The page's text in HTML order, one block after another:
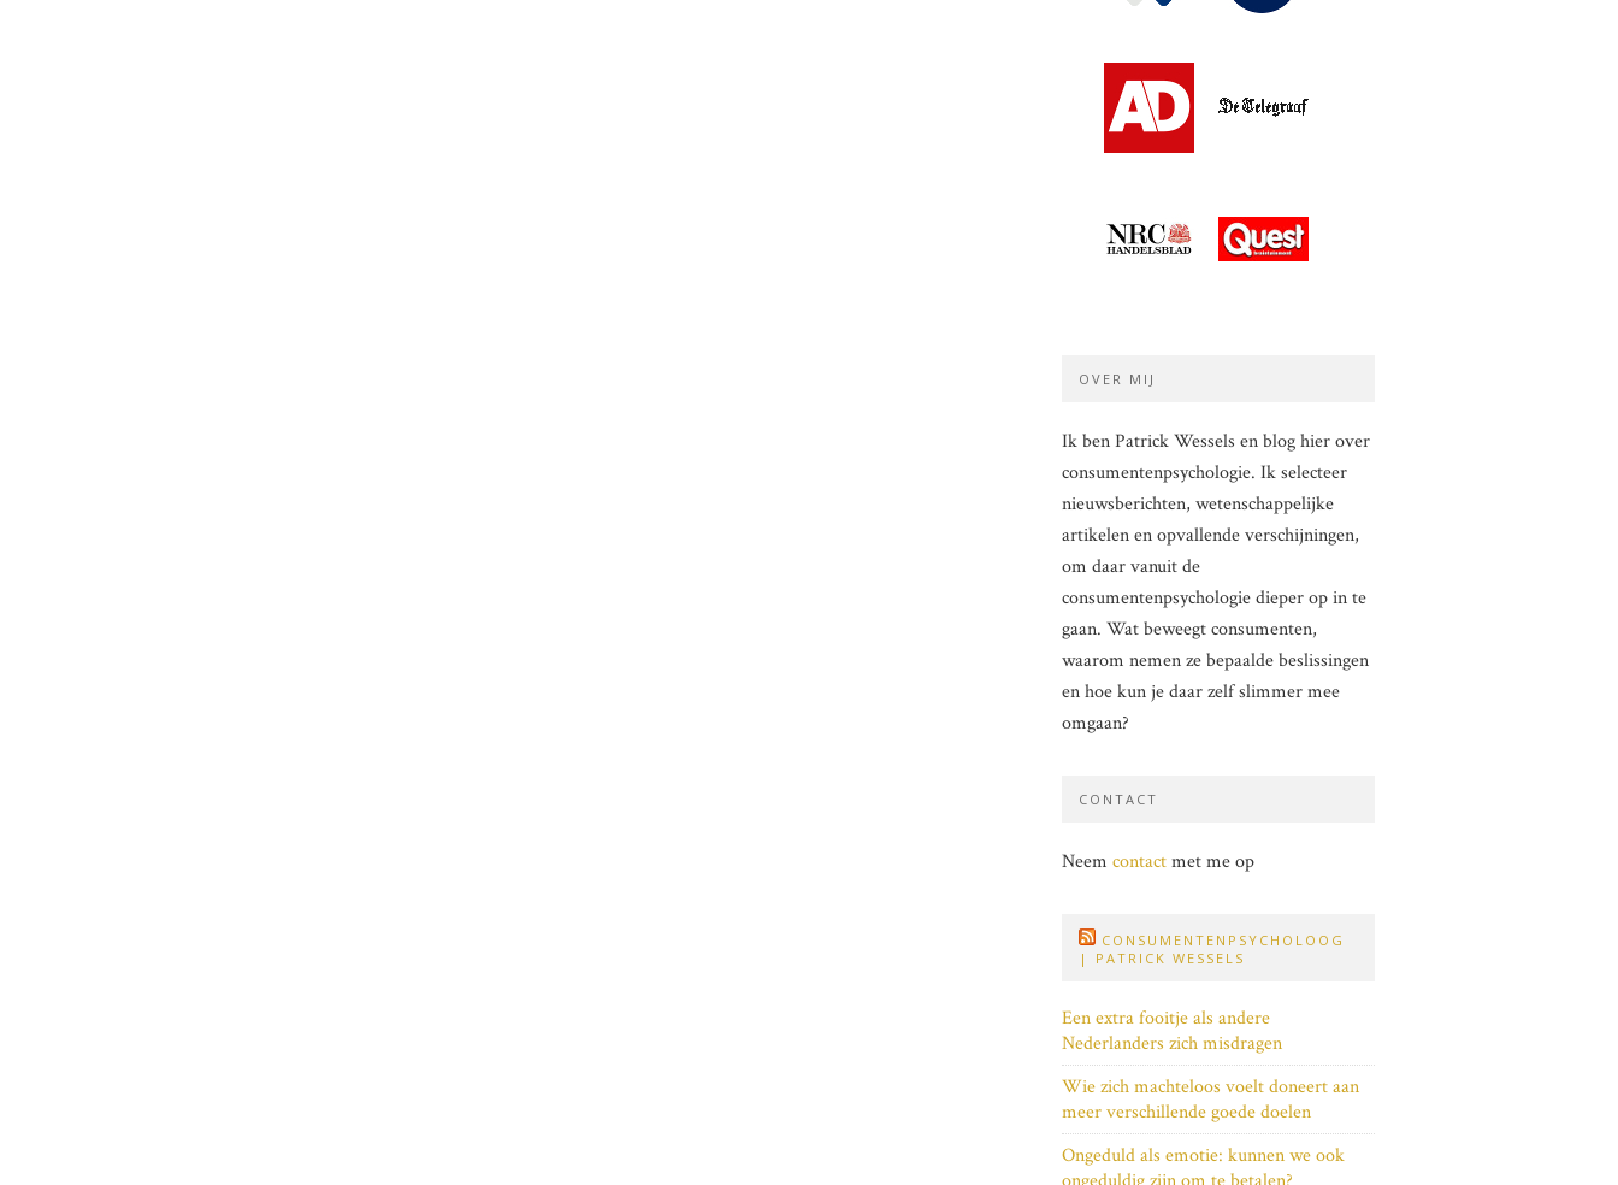
OVER MIJ
Ik ben Patrick Wessels en blog hier over
consumentenpsychologie. Ik selecteer
nieuwsberichten, wetenschappelijke
artikelen en opvallende verschijningen,
om daar vanuit de
consumentenpsychologie dieper op in te
gaan. Wat beweegt consumenten,
waarom nemen ze bepaalde beslissingen
en hoe kun je daar zelf slimmer mee
omgaan?
CONTACT
Neem contactmet me op
CONSUMENTENPSYCHOLOOG
| PATRICK WESSELS
Een extra fooitje als andere
Nederlanders zich misdragen
Wie zich machteloos voelt doneert aan
meer verschillende goede doelen
Ongeduld als emotie: kunnen we ook